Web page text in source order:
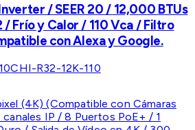
/ SEER 20 / 12,000 BTUs
/ Frío y Calor / 110 Vca / Filtro
con Alexa y Google.
CHI-R32-12K-110